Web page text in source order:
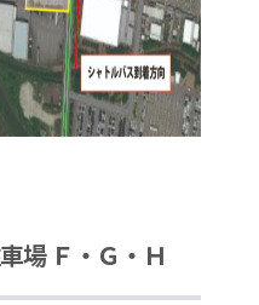
場 Ｆ・Ｇ・Ｈ